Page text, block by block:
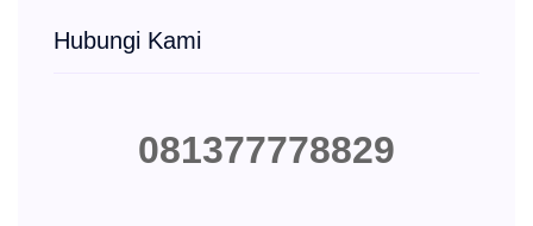
Hubungi Kami
081377778829